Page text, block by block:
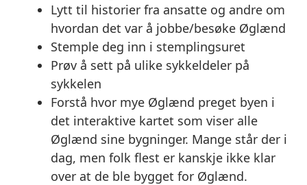
Lytt til historier fra ansatte og andre om
hvordan det var å jobbe/besøke Øglænd
Stemple deg inn i stemplingsuret
Prøv å sett på ulike sykkeldeler på
sykkelen
Forstå hvor mye Øglænd preget byen i
det interaktive kartet som viser alle
Øglænd sine bygninger. Mange står der i
dag, men folk flest er kanskje ikke klar
over at de ble bygget for Øglænd.